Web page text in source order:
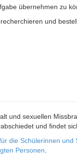
übernehmen zu
und
und sexuellen
und findet
die Schülerinnen und
Personen.